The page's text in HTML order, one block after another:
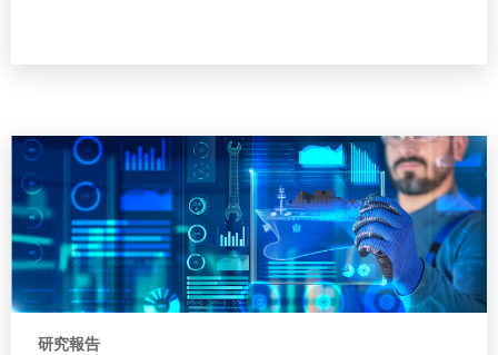
10月2日に公開済みの関連レポート：「海象予
https://www.classnk.or.jp/classnk-
rd/report/2025/007.html）」も合わせてご参照
ください。掲載ジャーナル：Ocean
Engineering, Vol. 339, 2025, Article No. 122072
論文タイトル： Long-term prediction of ship
responses considering global scale wave
forecast uncertainty and applications for
算値の比較を行い、予報期間が120時間であれ
ば予報値は追算値に対して安全側の評価を与え
ることを確認したうえで、ロール角、ピッチ
角、ピッチ角加速度に対して予測有義波高を用
いた荷重の修正係数を提案している。ここで、
予報期間が7日以上になると波浪予報の精度が
悪化することから、最大でも5日程度の予報期
研究報告